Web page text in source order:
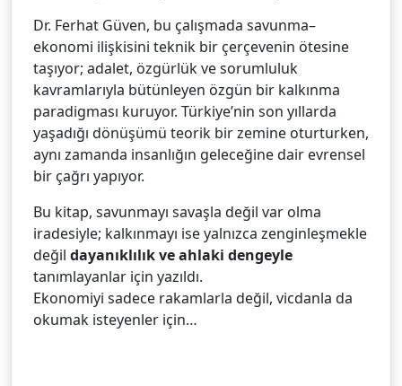
Dr. Ferhat Güven, bu çalışmada savunma–
ekonomi ilişkisini teknik bir çerçevenin ötesine
taşıyor; adalet, özgürlük ve sorumluluk
kavramlarıyla bütünleyen özgün bir kalkınma
paradigması kuruyor. Türkiye’nin son yıllarda
yaşadığı dönüşümü teorik bir zemine oturturken,
aynı zamanda insanlığın geleceğine dair evrensel
bir çağrı yapıyor.
Bu kitap, savunmayı savaşla değil var olma
iradesiyle; kalkınmayı ise yalnızca zenginleşmekle
değil dayanıklılık ve ahlaki dengeyle
tanımlayanlar için yazıldı.
Ekonomiyi sadece rakamlarla değil, vicdanla da
okumak isteyenler için…